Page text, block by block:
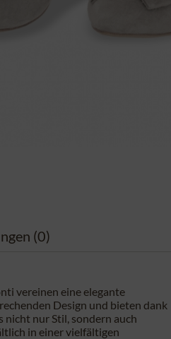
(0)
vereinen eine elegante
Design und bieten dank
nur Stil, sondern auch
in einer vielfältigen